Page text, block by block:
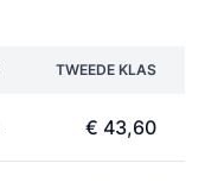
TWEEDE KLAS
€ 43,60